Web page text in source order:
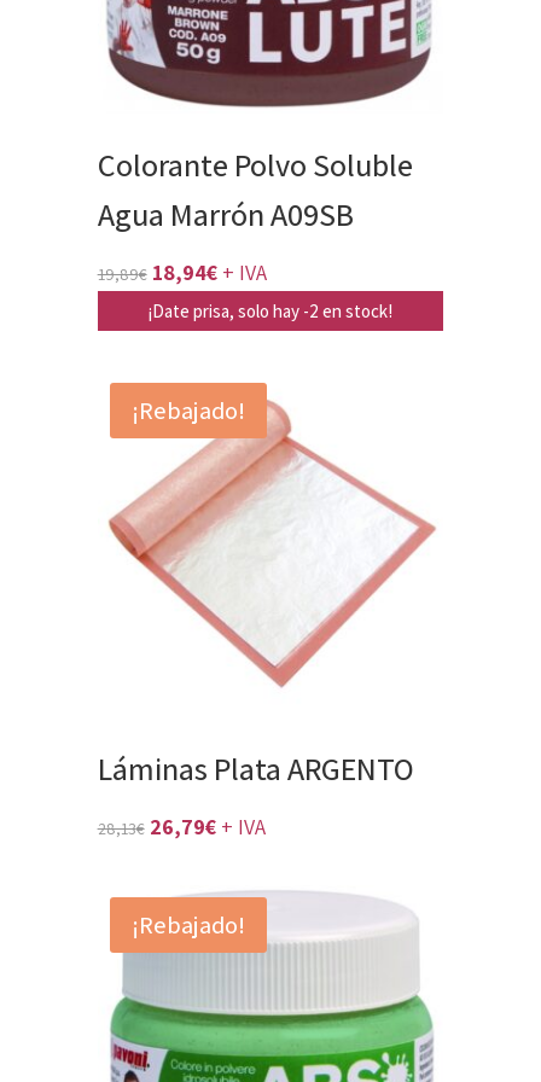
Colorante Polvo Soluble
Agua Marrón A09SB
19,89€ El
precio
era:
19,89€.
18,94€El
precio
es:
18,94€.
+ IVA
¡Date prisa, solo hay -2 en stock!
¡Rebajado!
Láminas Plata ARGENTO
28,13€ El
original
era:
26,79€El
actual
es:
+ IVA
¡Rebajado!